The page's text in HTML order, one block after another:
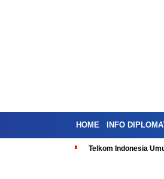
HOME INFO
Telkom Indonesia